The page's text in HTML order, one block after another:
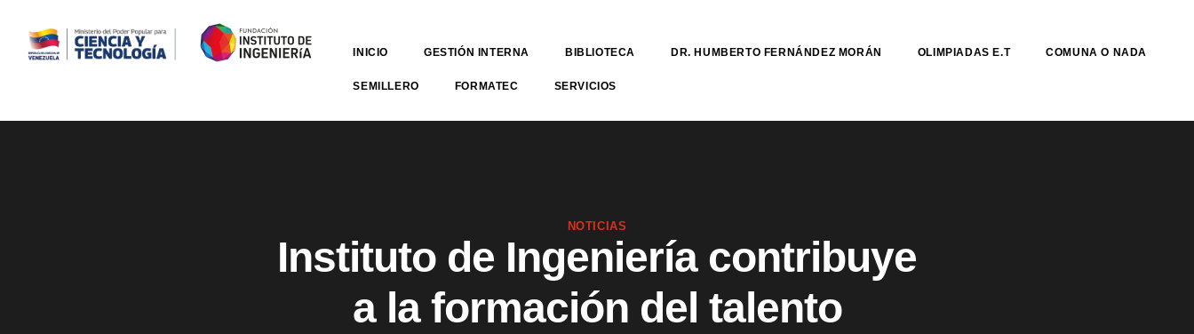
INICIO GESTIÓN INTERNA BIBLIOTECA DR. HUMBERTO FERNÁNDEZ MORÁN OLIMPIADAS E.T COMUNA O NADA
SEMILLERO FORMATEC SERVICIOS
NOTICIAS
Instituto de Ingeniería contribuye
a la formación del talento